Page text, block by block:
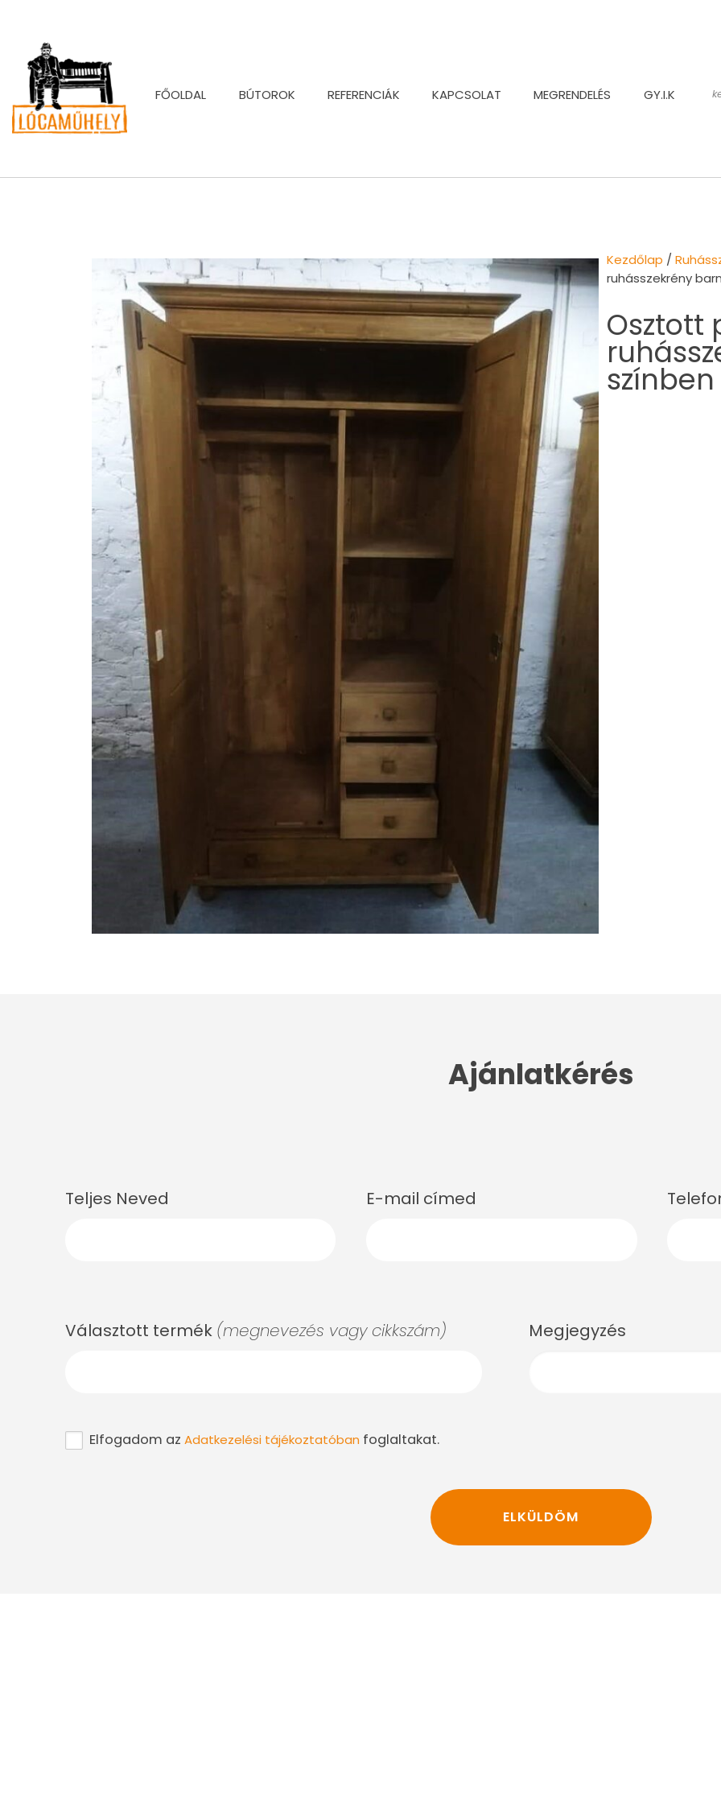
FŐOLDAL BÚTOROK REFERENCIÁK KAPCSOLAT MEGRENDELÉS GY.I.K
Kezdőlap /
ruhásszekrény
Osztott
színben
Ajánlatkérés
Teljes Neved E-mail címed
Választott termék (megnevezés vagy cikkszám) Megjegyzés
Elfogadom az Adatkezelési tájékoztatóban foglaltakat.